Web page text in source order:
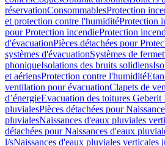
réservationConsommablesProtection
et protection contre l'humiditéProtection
pour Protection incendieProtection
d'évacuationPièces détachées pour
systèmes d'évacuationSystèmes de
phoniqueIsolations des bruits solidiens
et aériensProtection contre l'humidité
ventilation pour évacuationClapets de
d’énergieEvacuation des toitures Geberit
pluvialesPièces détachées pour
pluvialesNaissances d'eaux pluviales
détachées pour Naissances d'eaux
l/sNaissances d'eaux pluviales verticales